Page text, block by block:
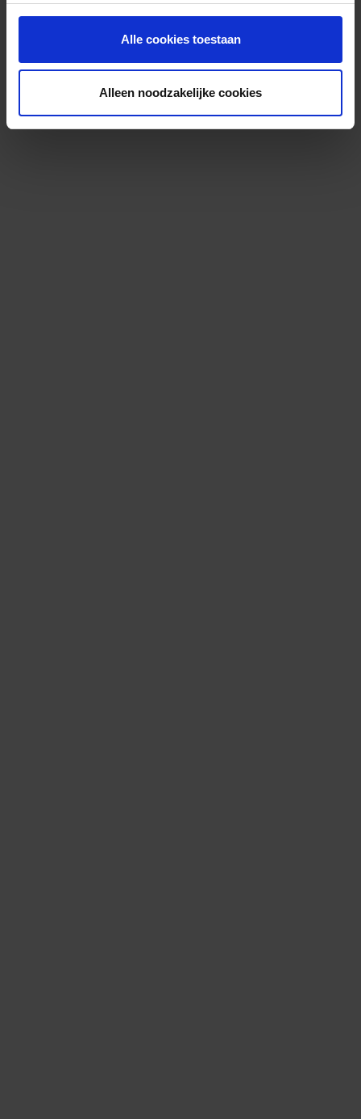
Alle cookies toestaan
Alleen noodzakelijke cookies